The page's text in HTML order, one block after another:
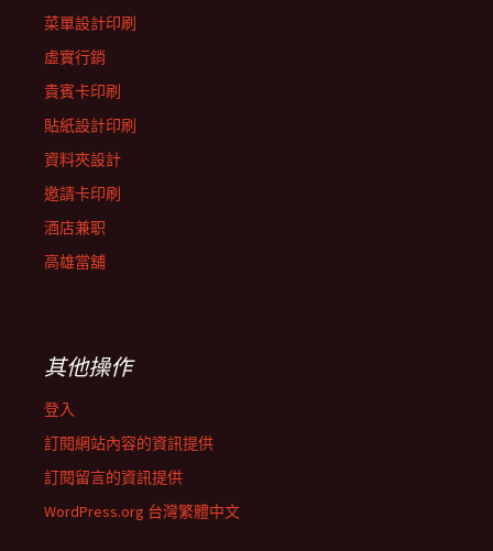
菜單設計印刷
虛實行銷
貴賓卡印刷
貼紙設計印刷
資料夾設計
邀請卡印刷
酒店兼职
高雄當舖
其他操作
登入
訂閱網站內容的資訊提供
訂閱留言的資訊提供
WordPress.org 台灣繁體中文